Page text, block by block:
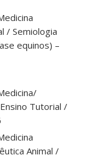
/ Semiologia
equinos) –
Tutorial /
Animal /